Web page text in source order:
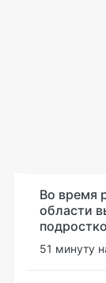
Во время
области
51 минуту